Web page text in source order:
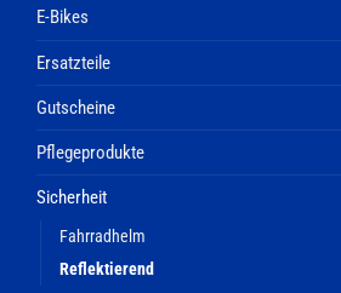
E-Bikes
Ersatzteile
Gutscheine
Pflegeprodukte
Sicherheit
Fahrradhelm
Reflektierend